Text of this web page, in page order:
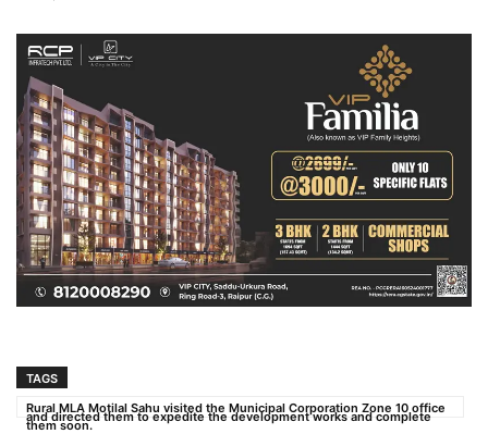
TAGS
Rural MLA Motilal Sahu visited the Municipal Corporation Zone 10 office
and directed them to expedite the development works and complete
them soon.